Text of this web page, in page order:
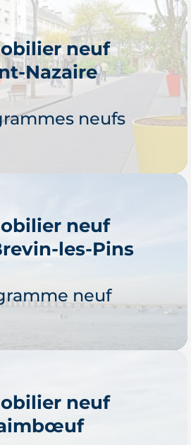
découvre
neuf
Nazaire
neufs
neuf
les-Pins
neuf
neuf